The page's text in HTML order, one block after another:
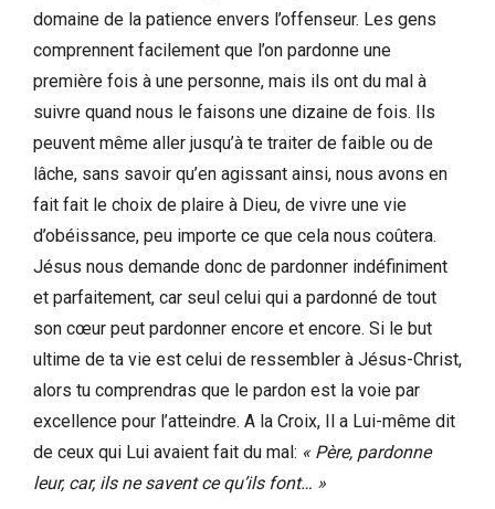
domaine de la patience envers l’offenseur. Les gens
comprennent facilement que l’on pardonne une
première fois à une personne, mais ils ont du mal à
suivre quand nous le faisons une dizaine de fois. Ils
peuvent même aller jusqu’à te traiter de faible ou de
lâche, sans savoir qu’en agissant ainsi, nous avons en
fait fait le choix de plaire à Dieu, de vivre une vie
d’obéissance, peu importe ce que cela nous coûtera.
Jésus nous demande donc de pardonner indéfiniment
et parfaitement, car seul celui qui a pardonné de tout
son cœur peut pardonner encore et encore. Si le but
ultime de ta vie est celui de ressembler à Jésus-Christ,
alors tu comprendras que le pardon est la voie par
excellence pour l’atteindre. A la Croix, Il a Lui-même dit
de ceux qui Lui avaient fait du mal: « Père, pardonne
leur, car, ils ne savent ce qu’ils font… »